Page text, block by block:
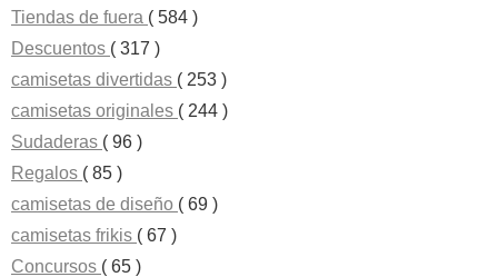
Tiendas de fuera ( 584 )
Descuentos ( 317 )
camisetas divertidas ( 253 )
camisetas originales ( 244 )
Sudaderas ( 96 )
Regalos ( 85 )
camisetas de diseño ( 69 )
camisetas frikis ( 67 )
Concursos ( 65 )